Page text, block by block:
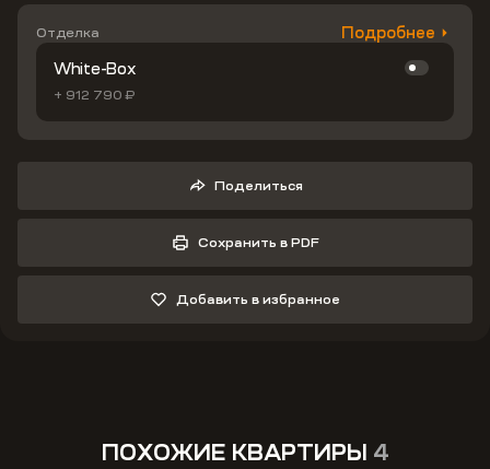
Отделка Подробнее
White-Box
+ 912 790 ₽
Поделиться
Сохранить в PDF
Добавить в избранное
ПОХОЖИЕ КВАРТИРЫ 4